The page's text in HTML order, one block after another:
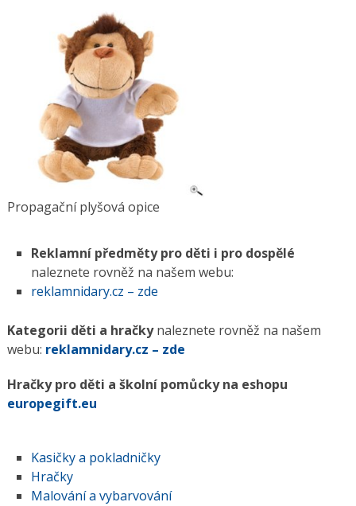
Propagační plyšová opice
Reklamní předměty pro děti i pro dospělé
naleznete rovněž na našem webu:
reklamnidary.cz – zde
Kategorii děti a hračkynaleznete rovněž na našem
webu: reklamnidary.cz – zde
Hračky pro děti a školní pomůcky na eshopu
europegift.eu
Kasičky a pokladničky
Hračky
Malování a vybarvování